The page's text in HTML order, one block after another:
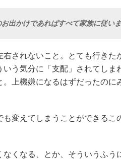
出かけであればすべて家族に従いま
されないこと。とても行きた
う気分に「支配」されてしま
上機嫌になるはずだったのに
変えてしまうことができるこ
くなる、とか、そういうふう